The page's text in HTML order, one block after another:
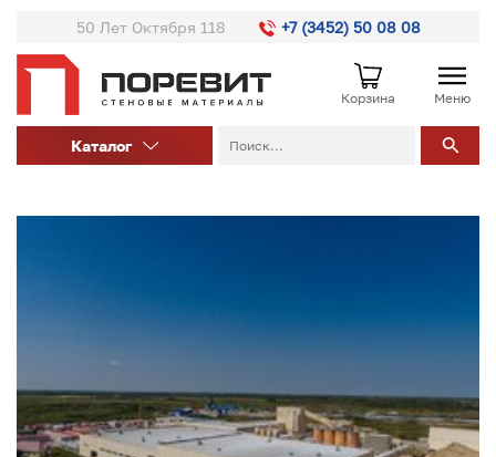
50 Лет Октября 118 +7 (3452) 50 08 08
Корзина Меню
Каталог